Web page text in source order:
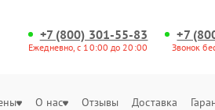
+7 (800) 301-55-83
Ежедневно, с 10:00 до 20:00
+7
Звонок
О нас Отзывы Доставка